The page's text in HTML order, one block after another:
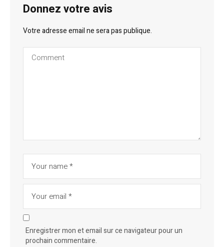
Donnez votre avis
Votre adresse email ne sera pas publique.
Enregistrer mon et email sur ce navigateur pour un
prochain commentaire.